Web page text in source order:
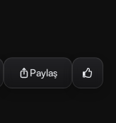
Paylaş